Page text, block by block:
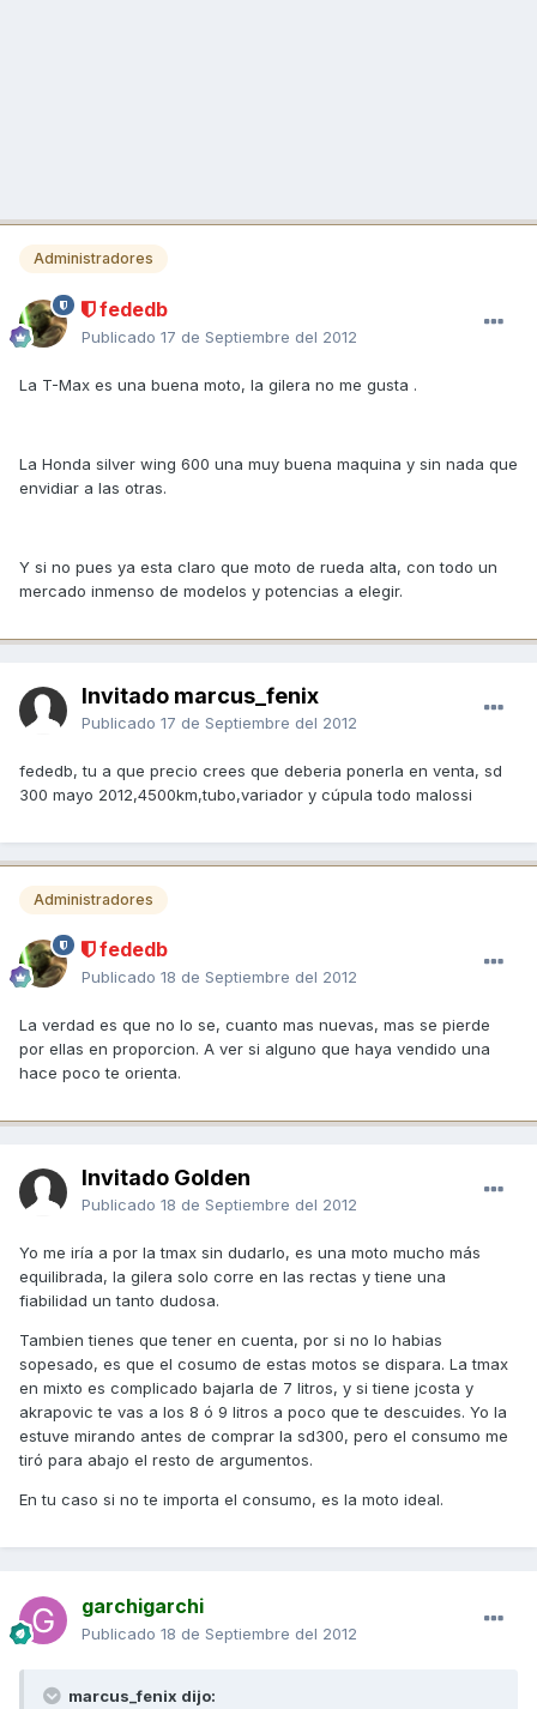
Administradores
fededb
Publicado 17 de Septiembre del 2012
La T-Max es una buena moto, la gilera no me gusta .
La Honda silver wing 600 una muy buena maquina y sin nada que
envidiar a las otras.
Y si no pues ya esta claro que moto de rueda alta, con todo un
mercado inmenso de modelos y potencias a elegir.
Invitado marcus_fenix
Publicado 17 de Septiembre del 2012
fededb, tu a que precio crees que deberia ponerla en venta, sd
300 mayo 2012,4500km,tubo,variador y cúpula todo malossi
Administradores
fededb
Publicado 18 de Septiembre del 2012
La verdad es que no lo se, cuanto mas nuevas, mas se pierde
por ellas en proporcion. A ver si alguno que haya vendido una
hace poco te orienta.
Invitado Golden
Publicado 18 de Septiembre del 2012
Yo me iría a por la tmax sin dudarlo, es una moto mucho más
equilibrada, la gilera solo corre en las rectas y tiene una
fiabilidad un tanto dudosa.
Tambien tienes que tener en cuenta, por si no lo habias
sopesado, es que el cosumo de estas motos se dispara. La tmax
en mixto es complicado bajarla de 7 litros, y si tiene jcosta y
akrapovic te vas a los 8 ó 9 litros a poco que te descuides. Yo la
estuve mirando antes de comprar la sd300, pero el consumo me
tiró para abajo el resto de argumentos.
En tu caso si no te importa el consumo, es la moto ideal.
garchigarchi
Publicado 18 de Septiembre del 2012
marcus_fenix dijo: